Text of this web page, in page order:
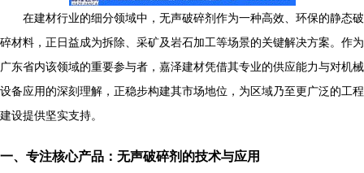
在建材行业的细分领域中，无声破碎剂作为一种高效、环保的静态破
碎材料，正日益成为拆除、采矿及岩石加工等场景的关键解决方案。作为
广东省内该领域的重要参与者，嘉泽建材凭借其专业的供应能力与对机械
设备应用的深刻理解，正稳步构建其市场地位，为区域乃至更广泛的工程
建设提供坚实支持。
一、专注核心产品：无声破碎剂的技术与应用